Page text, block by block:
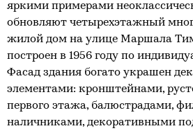
яркими примерами
обновляют четырехэтажный
жилой дом на улице Маршала
построен в 1956 году по
Фасад здания богато украшен
элементами: кронштейнами,
первого этажа, балюстрадами,
наличниками, декоративными